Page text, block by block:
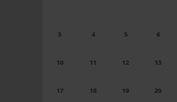
3 4 5 6
10 11 12 13
17 18 19 20